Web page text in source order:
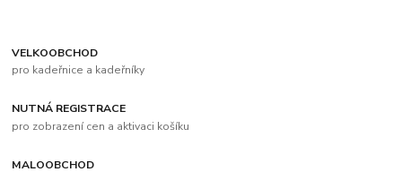
VELKOOBCHOD
pro kadeřnice a kadeřníky
NUTNÁ REGISTRACE
pro zobrazení cen a aktivaci košíku
MALOOBCHOD